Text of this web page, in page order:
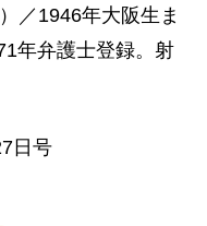
／1946年大阪生ま
年弁護士登録。射
日号